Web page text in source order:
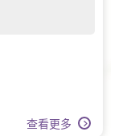
查看更多